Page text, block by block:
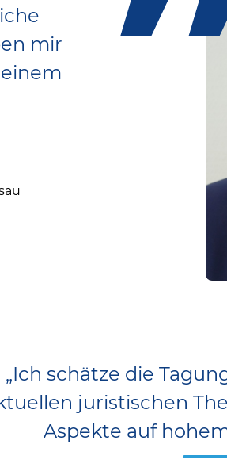
mir
„Ich schätze die
juristischen
Aspekte auf